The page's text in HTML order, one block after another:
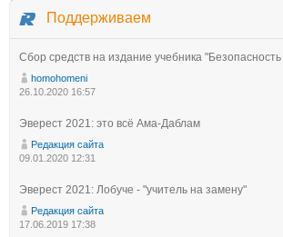
Поддерживаем
Сбор средств на издание учебника
homohomeni
26.10.2020 16:57
Эверест 2021: это всё Ама-Даблам
Редакция сайта
09.01.2020 12:31
Эверест 2021: Лобуче - "учитель на замену"
Редакция сайта
17.06.2019 17:38